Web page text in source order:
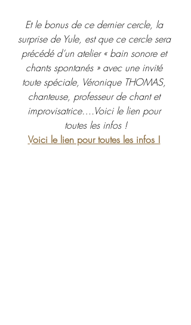
Et le bonus de ce dernier cercle, la
surprise de Yule, est que ce cercle sera
précédé d’un atelier « bain sonore et
chants spontanés » avec une invité
toute spéciale, Véronique THOMAS,
chanteuse, professeur de chant et
improvisatrice….Voici le lien pour
toutes les infos !
Voici le lien pour toutes les infos !